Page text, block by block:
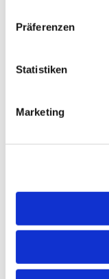
Präferenzen
Statistiken
Marketing